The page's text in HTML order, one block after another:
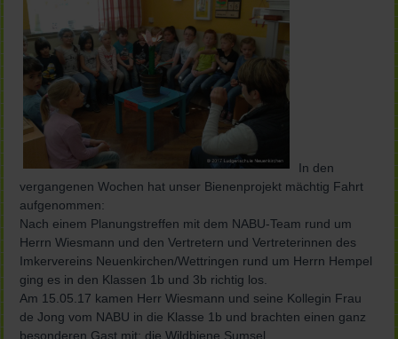
In den
vergangenen Wochen hat unser Bienenprojekt mächtig Fahrt
aufgenommen:
Nach einem Planungstreffen mit dem NABU-Team rund um
Herrn Wiesmann und den Vertretern und Vertreterinnen des
Imkervereins Neuenkirchen/Wettringen rund um Herrn Hempel
ging es in den Klassen 1b und 3b richtig los.
Am 15.05.17 kamen Herr Wiesmann und seine Kollegin Frau
de Jong vom NABU in die Klasse 1b und brachten einen ganz
besonderen Gast mit: die Wildbiene Sumsel.